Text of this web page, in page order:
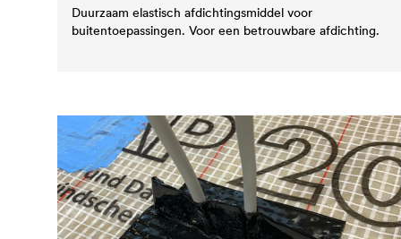
Duurzaam elastisch afdichtingsmiddel voor
buitentoepassingen. Voor een betrouwbare afdichting.